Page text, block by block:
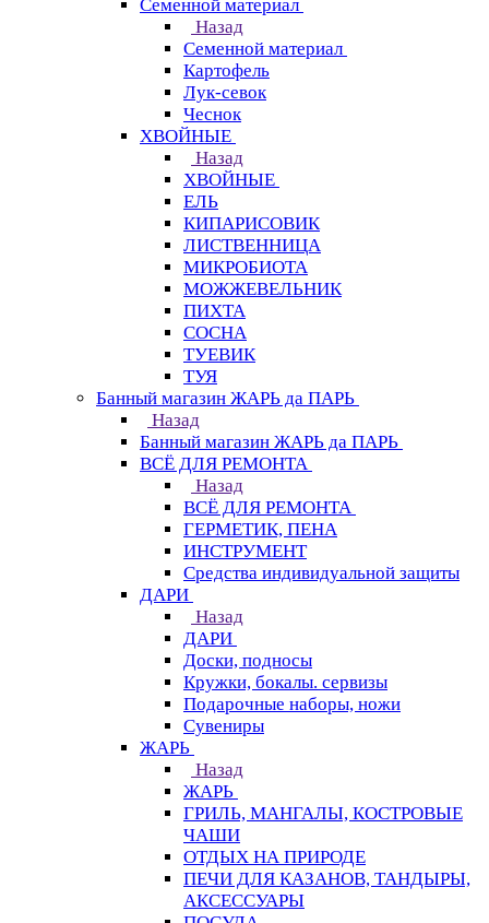
Семенной материал
Назад
Семенной материал
Картофель
Лук-севок
Чеснок
ХВОЙНЫЕ
Назад
ХВОЙНЫЕ
ЕЛЬ
КИПАРИСОВИК
ЛИСТВЕННИЦА
МИКРОБИОТА
МОЖЖЕВЕЛЬНИК
ПИХТА
СОСНА
ТУЕВИК
ТУЯ
Банный магазин ЖАРЬ да ПАРЬ
Назад
Банный магазин ЖАРЬ да ПАРЬ
ВСЁ ДЛЯ РЕМОНТА
Назад
ВСЁ ДЛЯ РЕМОНТА
ГЕРМЕТИК, ПЕНА
ИНСТРУМЕНТ
Средства индивидуальной защиты
ДАРИ
Назад
ДАРИ
Доски, подносы
Кружки, бокалы. сервизы
Подарочные наборы, ножи
Сувениры
ЖАРЬ
Назад
ЖАРЬ
ГРИЛЬ, МАНГАЛЫ, КОСТРОВЫЕ
ЧАШИ
ОТДЫХ НА ПРИРОДЕ
ПЕЧИ ДЛЯ КАЗАНОВ, ТАНДЫРЫ,
АКСЕССУАРЫ